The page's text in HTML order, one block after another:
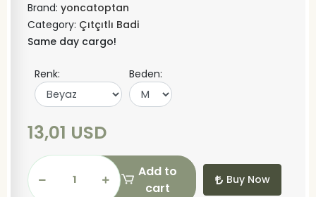
Brand: yoncatoptan
Category: Çıtçıtlı Badi
Same day cargo!
Renk: Beden:
13,01 USD
Add to
cart
Buy Now